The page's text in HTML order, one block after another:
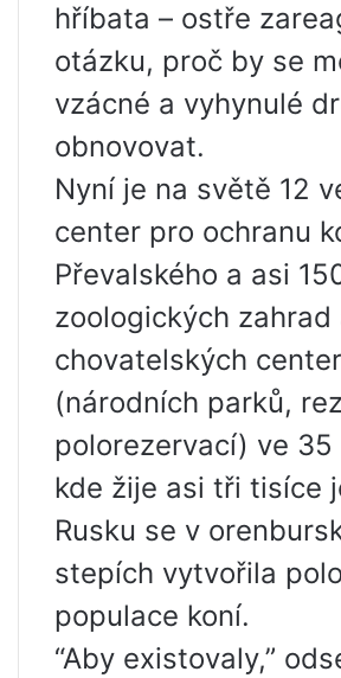
hříbata – ostře
otázku, proč by se
vzácné a vyhynulé
obnovovat.
Nyní je na světě 12
center pro ochranu
Převalského a asi
zoologických zahrad
chovatelských center
(národních parků,
polorezervací) ve 35
kde žije asi tři tisíce
Rusku se v
stepích vytvořila
populace koní.
“Aby existovaly,”